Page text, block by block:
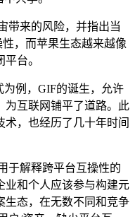
带来的风险，并指出当
，而苹果生态越来越像
台。
例，GIF的诞生，允许
为互联网铺平了道路。此
，也经历了几十年时间
于解释跨平台互操性的
业和个人应该参与构建元
生态，在无数不同和竞争